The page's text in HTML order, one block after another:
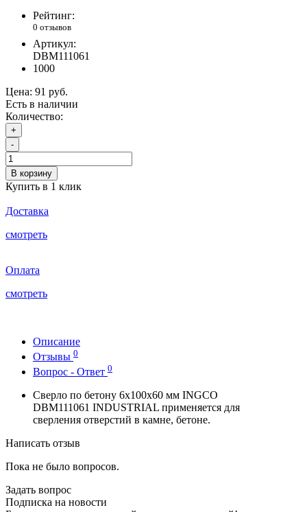
Рейтинг:
0 отзывов
Артикул:
DBM111061
1000
Цена: 91 руб.
Есть в наличии
Количество:
+
-
В корзину
Купить в 1 клик
Доставка
смотреть
Оплата
смотреть
Описание
Отзывы 0
Вопрос - Ответ 0
Сверло по бетону 6x100x60 мм INGCO
DBM111061 INDUSTRIAL применяется для
сверления отверстий в камне, бетоне.
Написать отзыв
Пока не было вопросов.
Задать вопрос
Подписка на новости